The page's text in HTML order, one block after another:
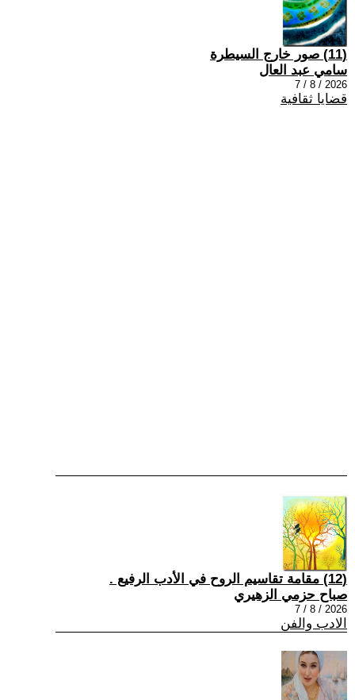
(11) صور خارج السيطرة
سامي عبد العال
2026 / 8 / 7
قضايا ثقافية
(12) مقامة تقاسيم الروح في الأدب الرفيع .
صباح حزمي الزهيري
2026 / 8 / 7
الادب والفن